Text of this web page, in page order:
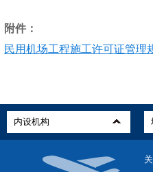
附件：
民用机场工程施工许可证管理